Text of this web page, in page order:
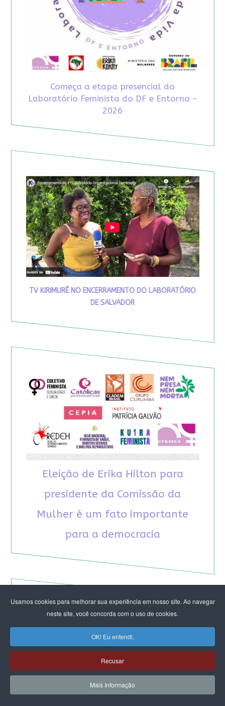
Usamos cookies para melhorar sua experiência em nosso site. Ao navegar
neste site, você concorda com o uso de cookies.
OK! Eu entendi.
Recusar
Mais Informação
Começa a etapa presencial do
Laboratório Feminista do DF e Entorno -
2026
TV KIRIMURÊ NO ENCERRAMENTO DO LABORATÓRIO
DE SALVADOR
Eleição de Erika Hilton para
presidente da Comissão da
Mulher é um fato importante
para a democracia
RECOMENDAMOS A LEITURA
August Nimtz prova que marxismo e
antirracismo são indissociáveis na luta
Rap transfeminista radical argentino na FLIPEI
Quem tem medo dos corpos trans?